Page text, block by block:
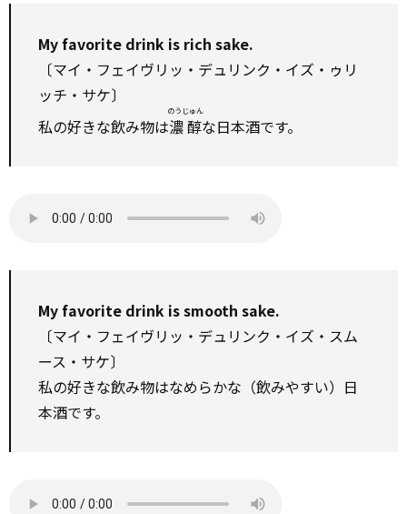
My favorite drink is rich sake.
〔マイ・フェイヴリッ・デュリンク・イズ・ゥリ
ッチ・サケ〕
私の好きな飲み物は濃醇
のうじゅん
な日本酒です。
My favorite drink is smooth sake.
〔マイ・フェイヴリッ・デュリンク・イズ・スム
ース・サケ〕
私の好きな飲み物はなめらかな（飲みやすい）日
本酒です。